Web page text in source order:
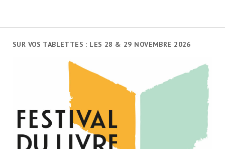
SUR VOS TABLETTES : LES 28 & 29 NOVEMBRE 2026